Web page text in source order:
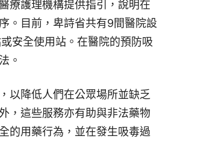
療護理機構提供指引，說明在
。目前，卑詩省共有9間醫院設
安全使用站。在醫院的預防吸
。
以降低人們在公眾場所並缺乏
，這些服務亦有助與非法藥物
的用藥行為，並在發生吸毒過